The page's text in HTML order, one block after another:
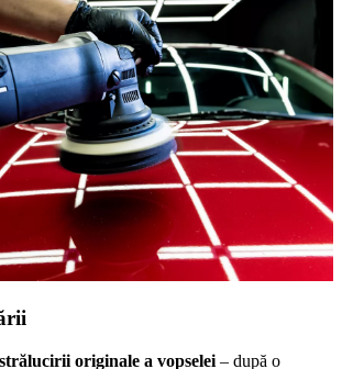
originale a vopselei – după o